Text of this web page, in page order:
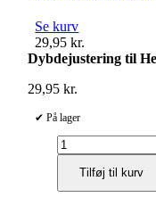
Se kurv
29,95kr.
Dybdejustering til
29,95kr.
✔ På lager
Dybdejustering
til
Hettich
Actro
Tilføj til kurv